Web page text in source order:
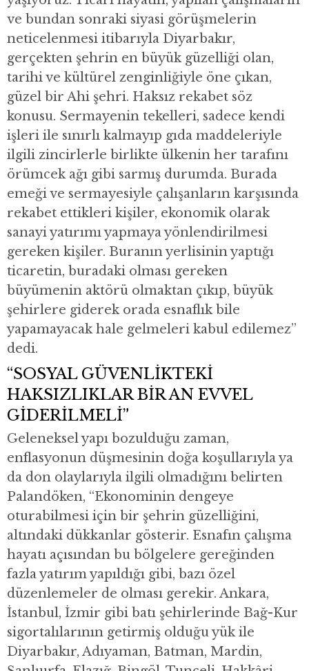
ve bundan sonraki siyasi görüşmelerin
neticelenmesi itibarıyla Diyarbakır,
gerçekten şehrin en büyük güzelliği olan,
tarihi ve kültürel zenginliğiyle öne çıkan,
güzel bir Ahi şehri. Haksız rekabet söz
konusu. Sermayenin tekelleri, sadece kendi
işleri ile sınırlı kalmayıp gıda maddeleriyle
ilgili zincirlerle birlikte ülkenin her tarafını
örümcek ağı gibi sarmış durumda. Burada
emeği ve sermayesiyle çalışanların karşısında
rekabet ettikleri kişiler, ekonomik olarak
sanayi yatırımı yapmaya yönlendirilmesi
gereken kişiler. Buranın yerlisinin yaptığı
ticaretin, buradaki olması gereken
büyümenin aktörü olmaktan çıkıp, büyük
şehirlere giderek orada esnaflık bile
yapamayacak hale gelmeleri kabul edilemez”
dedi.
“SOSYAL GÜVENLİKTEKİ
HAKSIZLIKLAR BİR AN EVVEL
GİDERİLMELİ”
Geleneksel yapı bozulduğu zaman,
enflasyonun düşmesinin doğa koşullarıyla ya
da don olaylarıyla ilgili olmadığını belirten
Palandöken, “Ekonominin dengeye
oturabilmesi için bir şehrin güzelliğini,
altındaki dükkanlar gösterir. Esnafın çalışma
hayatı açısından bu bölgelere gereğinden
fazla yatırım yapıldığı gibi, bazı özel
düzenlemeler de olması gerekir. Ankara,
İstanbul, İzmir gibi batı şehirlerinde Bağ-Kur
sigortalılarının getirmiş olduğu yük ile
Diyarbakır, Adıyaman, Batman, Mardin,